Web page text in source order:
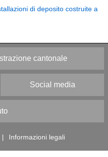
di deposito costruite a
cantonale
Social media
| Informazioni legali